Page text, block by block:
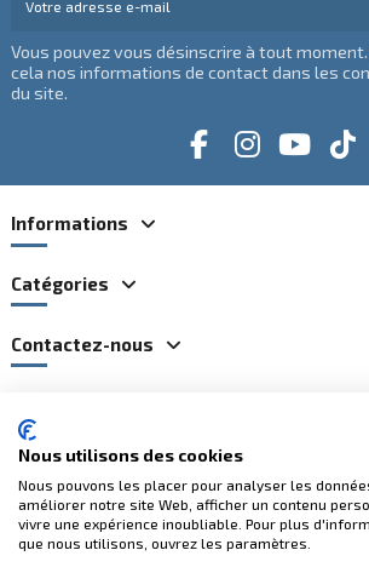
Vous pouvez vous désinscrire à tout
cela nos informations de contact dans les
du site.
Informations
Catégories
Contactez-nous
Nous utilisons des cookies
Nous pouvons les placer pour analyser les
améliorer notre site Web, afficher un contenu
vivre une expérience inoubliable. Pour plus
que nous utilisons, ouvrez les paramètres.